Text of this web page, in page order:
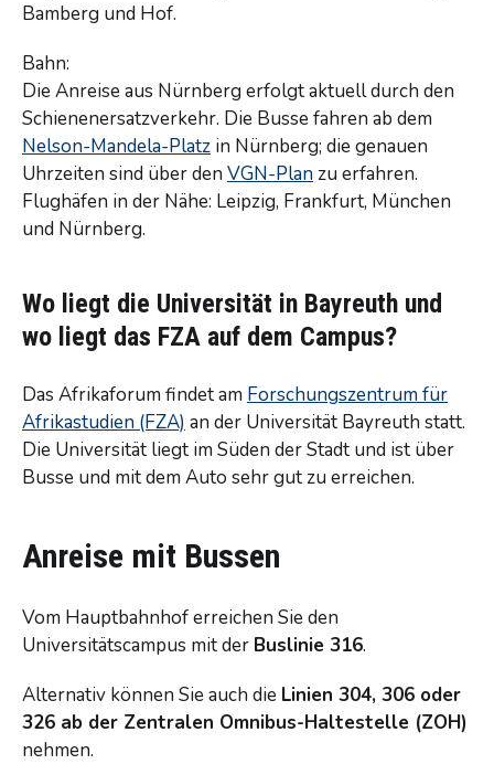
Bamberg und Hof.
Bahn:
Die Anreise aus Nürnberg erfolgt aktuell durch den
Schienenersatzverkehr. Die Busse fahren ab dem
Nelson-Mandela-Platz in Nürnberg; die genauen
Uhrzeiten sind über den VGN-Planzu erfahren.
Flughäfen in der Nähe: Leipzig, Frankfurt, München
und Nürnberg.
Wo liegt die Universität in Bayreuth und
wo liegt das FZA auf dem Campus?
Das Afrikaforum findet am Forschungszentrum für
Afrikastudien (FZA) an der Universität Bayreuth statt.
Die Universität liegt im Süden der Stadt und ist über
Busse und mit dem Auto sehr gut zu erreichen.
Anreise mit Bussen
Vom Hauptbahnhof erreichen Sie den
Universitätscampus mit der Buslinie 316.
Alternativ können Sie auch die Linien 304, 306 oder
326 ab der Zentralen Omnibus-Haltestelle (ZOH)
nehmen.